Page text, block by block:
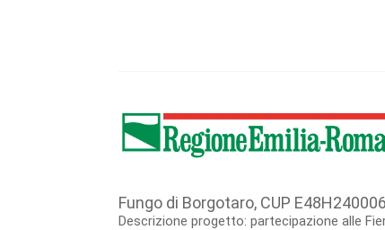
Fungo di Borgotaro, CUP
Descrizione progetto: partecipazione alle